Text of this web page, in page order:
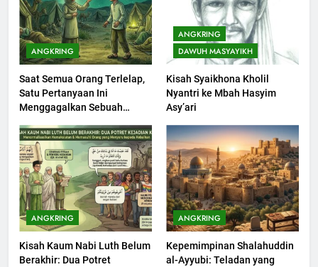
ANGKRING
Saat Semua Orang Terlelap,
Satu Pertanyaan Ini
Menggagalkan Sebuah
ANGKRING
DAWUH MASYAYIKH
Kisah Syaikhona Kholil
Nyantri ke Mbah Hasyim
Asy’ari
ANGKRING
Kisah Kaum Nabi Luth Belum
Berakhir: Dua Potret
ANGKRING
Kepemimpinan Shalahuddin
al-Ayyubi: Teladan yang
202
Khutbah Jumat : Supaya Amal
Bisa Diterima
KHUTBAH
Muharram Bulan Bersejarah
KHUTBAH
1
Khutbah Jumat: Mengapa Orang
Dengki Tak Akan Pernah
Berjaya?
KHUTBAH